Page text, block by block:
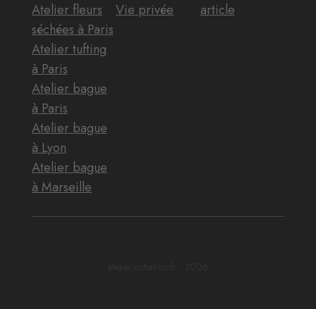
Atelier fleurs
séchées à Paris
Atelier tufting
à Paris
Atelier bague
à Paris
Atelier bague
à Lyon
Atelier bague
à Marseille
Vie privée
article